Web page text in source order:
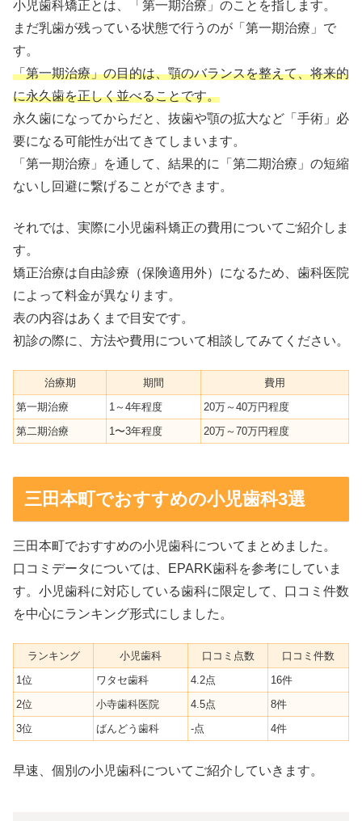
小児歯科矯正とは、「第一期治療」のことを指します。
まだ乳歯が残っている状態で行うのが「第一期治療」で
す。
「第一期治療」の目的は、顎のバランスを整えて、将来的
に永久歯を正しく並べることです。
永久歯になってからだと、抜歯や顎の拡大など「手術」必
要になる可能性が出てきてしまいます。
「第一期治療」を通して、結果的に「第二期治療」の短縮
ないし回避に繋げることができます。
それでは、実際に小児歯科矯正の費用についてご紹介しま
す。
矯正治療は自由診療（保険適用外）になるため、歯科医院
によって料金が異なります。
表の内容はあくまで目安です。
初診の際に、方法や費用について相談してみてください。
治療期 期間
費用
第一期治療
1～4年程度
20万～40万円程度
第二期治療
1〜3年程度 20万～70万円程度
三田本町でおすすめの小児歯科3選
三田本町でおすすめの小児歯科についてまとめました。
口コミデータについては、EPARK歯科を参考にしていま
す。小児歯科に対応している歯科に限定して、口コミ件数
を中心にランキング形式にしました。
ランキング 小児歯科 口コミ点数
口コミ件数
1位
ワタセ歯科 4.2点
16件
2位
小寺歯科医院 4.5点
8件
3位
ばんどう歯科 -点 4件
早速、個別の小児歯科についてご紹介していきます。